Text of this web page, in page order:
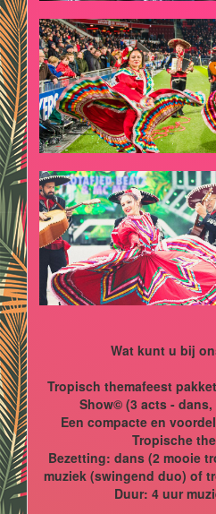
Wat kunt u bij
Tropisch themafeest
Show© (3 acts -
Een compacte en
Tropische
Bezetting: dans (2 mooie
muziek (swingend duo) of
Duur: 4 uur